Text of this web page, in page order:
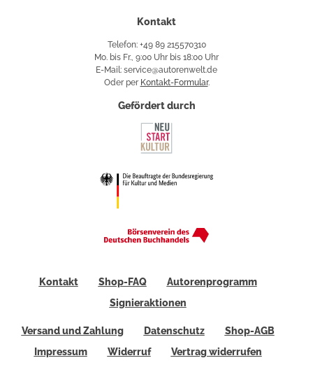
Kontakt
Telefon: +49 89 215570310
Mo. bis Fr., 9:00 Uhr bis 18:00 Uhr
E-Mail: service@autorenwelt.de
Oder per Kontakt-Formular.
Gefördert durch
Kontakt Shop-FAQ
Autorenprogramm
Signieraktionen
Versand und Zahlung Datenschutz
Shop-AGB
Impressum
Widerruf Vertrag widerrufen